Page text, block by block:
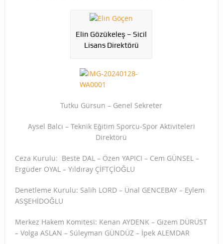
Elin Gözükeleş – Sicil
Lisans Direktörü
Tutku Gürsun – Genel Sekreter
Aysel Balcı – Teknik Eğitim Sporcu-Spor Aktiviteleri
Direktörü
Ceza Kurulu: Beste DAL – Özen YAPICI – Cem GÜNSEL –
Ergüder OYAL – Yıldıray ÇİFTÇİOĞLU
Denetleme Kurulu: Salih LORD – Ünal GENCEBAY – Eylem
ASŞEHİDOĞLU
Merkez Hakem Komitesi: Kenan AYDENK – Gizem DÜRÜST
– Volga ASLAN – Süleyman GÜNDÜZ – İpek ALEMDAR